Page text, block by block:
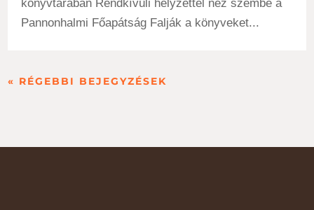
könyvtárában Rendkívüli helyzettel néz szembe a
Pannonhalmi Főapátság Falják a könyveket...
« RÉGEBBI BEJEGYZÉSEK